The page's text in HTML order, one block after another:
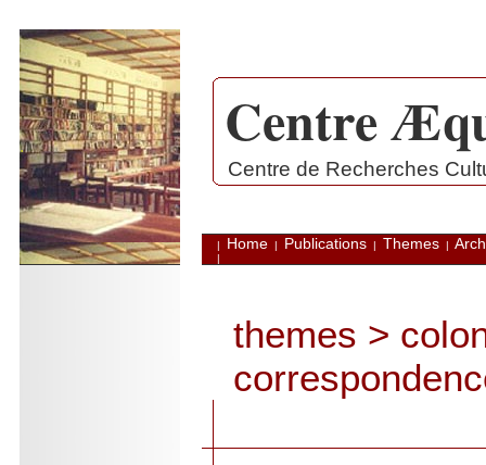
. Centre
Centre de Recherches
| Home | Publications | Themes |
|
themes >